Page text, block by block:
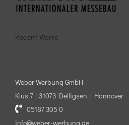
Recent Works
Weber Werbung GmbH
Klus 7 | 31073 Delligsen | Hannover
05187 305 0
info@weber-werbung.de